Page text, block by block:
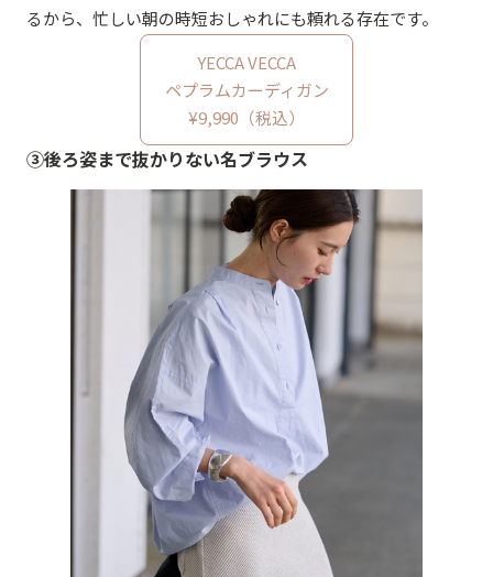
るから、忙しい朝の時短おしゃれにも頼れる存在です。
YECCA VECCA
ペプラムカーディガン
¥9,990（税込）
③後ろ姿まで抜かりない名ブラウス